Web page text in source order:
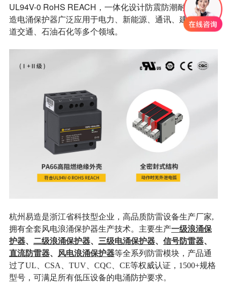
UL94V-0 RoHS REACH，一体化设计防震防潮耐高温，易
造电涌保护器广泛应用于电力、新能源、通讯、建筑、轨
道交通、石油石化等多个领域。
杭州易造是浙江省科技型企业，高品质防雷设备生产厂家,
拥有全套风电浪涌保护器生产技术。主要生产一级浪涌保
护器、 二级浪涌保护器、 三级电涌保护器、 信号防雷器、
直流防雷器、 风电浪涌保护器等全系列防雷模块，产品通
过了UL、CSA、TUV、CQC、CE等权威认证，1500+规格
型号，可满足所有低压设备的电涌防护要求。